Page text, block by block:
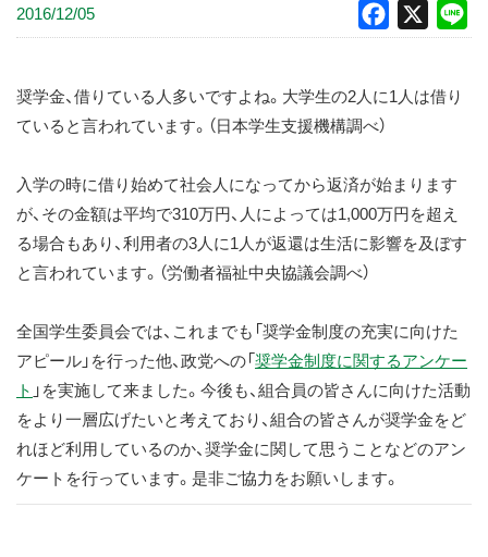
2016/12/05 Facebook
奨学金、借りている人多いですよね。大学生の2人に1人は借り
ていると言われています。（日本学生支援機構調べ）
入学の時に借り始めて社会人になってから返済が始まります
が、その金額は平均で310万円、人によっては1,000万円を超え
る場合もあり、利用者の3人に1人が返還は生活に影響を及ぼす
と言われています。（労働者福祉中央協議会調べ）
全国学生委員会では、これまでも「奨学金制度の充実に向けた
アピール」を行った他、政党への「奨学金制度に関するアンケー
ト 」を実施して来ました。今後も、組合員の皆さんに向けた活動
をより一層広げたいと考えており、組合の皆さんが奨学金をど
れほど利用しているのか、奨学金に関して思うことなどのアン
ケートを行っています。是非ご協力をお願いします。